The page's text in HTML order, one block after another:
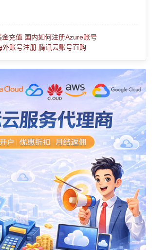
金充值 国内如何注册Azure账号
外账号注册 腾讯云账号直购